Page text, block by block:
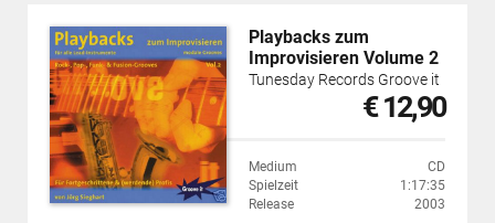
Playbacks zum
Improvisieren Volume 2
Tunesday Records Groove it
€ 12,90
Medium
CD
Spielzeit
1:17:35
Release
2003